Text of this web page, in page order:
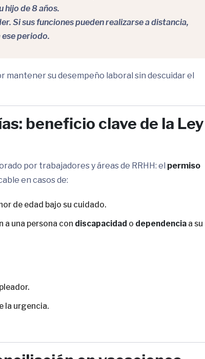
hijo de 8 años.
Si sus funciones pueden realizarse a distancia,
periodo.
su desempeño laboral sin descuidar el
beneficio clave de la Ley
por trabajadores y áreas de RRHH: el permiso
en casos de:
de edad bajo su cuidado.
una persona con discapacidad o dependencia a su
la urgencia.